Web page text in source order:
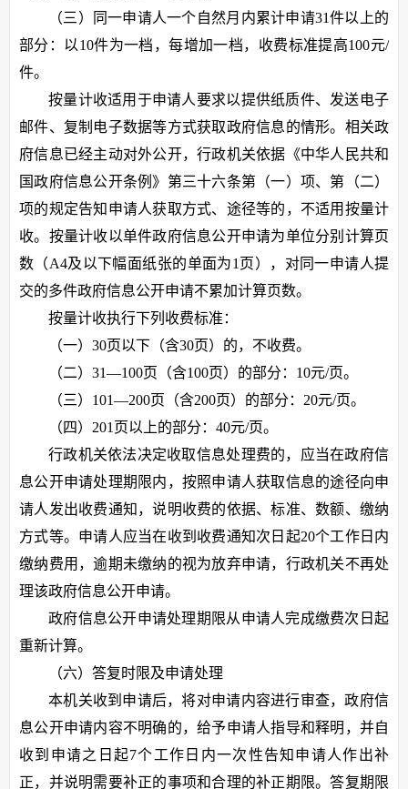
（三）同一申请人一个自然月内累计申请31件以上的
部分：以10件为一档，每增加一档，收费标准提高100元/
件。
按量计收适用于申请人要求以提供纸质件、发送电子
邮件、复制电子数据等方式获取政府信息的情形。相关政
府信息已经主动对外公开，行政机关依据《中华人民共和
国政府信息公开条例》第三十六条第（一）项、第（二）
项的规定告知申请人获取方式、途径等的，不适用按量计
收。按量计收以单件政府信息公开申请为单位分别计算页
数（A4及以下幅面纸张的单面为1页），对同一申请人提
交的多件政府信息公开申请不累加计算页数。
按量计收执行下列收费标准：
（一）30页以下（含30页）的，不收费。
（二）31—100页（含100页）的部分：10元/页。
（三）101—200页（含200页）的部分：20元/页。
（四）201页以上的部分：40元/页。
行政机关依法决定收取信息处理费的，应当在政府信
息公开申请处理期限内，按照申请人获取信息的途径向申
请人发出收费通知，说明收费的依据、标准、数额、缴纳
方式等。申请人应当在收到收费通知次日起20个工作日内
缴纳费用，逾期未缴纳的视为放弃申请，行政机关不再处
理该政府信息公开申请。
政府信息公开申请处理期限从申请人完成缴费次日起
重新计算。
（六）答复时限及申请处理
本机关收到申请后，将对申请内容进行审查，政府信
息公开申请内容不明确的，给予申请人指导和释明，并自
收到申请之日起7个工作日内一次性告知申请人作出补
正，并说明需要补正的事项和合理的补正期限。答复期限